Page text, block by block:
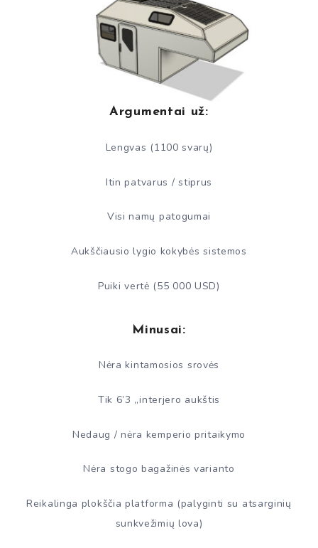
Argumentai už:
Lengvas (1100 svarų)
Itin patvarus / stiprus
Visi namų patogumai
Aukščiausio lygio kokybės sistemos
Puiki vertė (55 000 USD)
Minusai:
Nėra kintamosios srovės
Tik 6’3 „interjero aukštis
Nedaug / nėra kemperio pritaikymo
Nėra stogo bagažinės varianto
Reikalinga plokščia platforma (palyginti su atsarginių
sunkvežimių lova)